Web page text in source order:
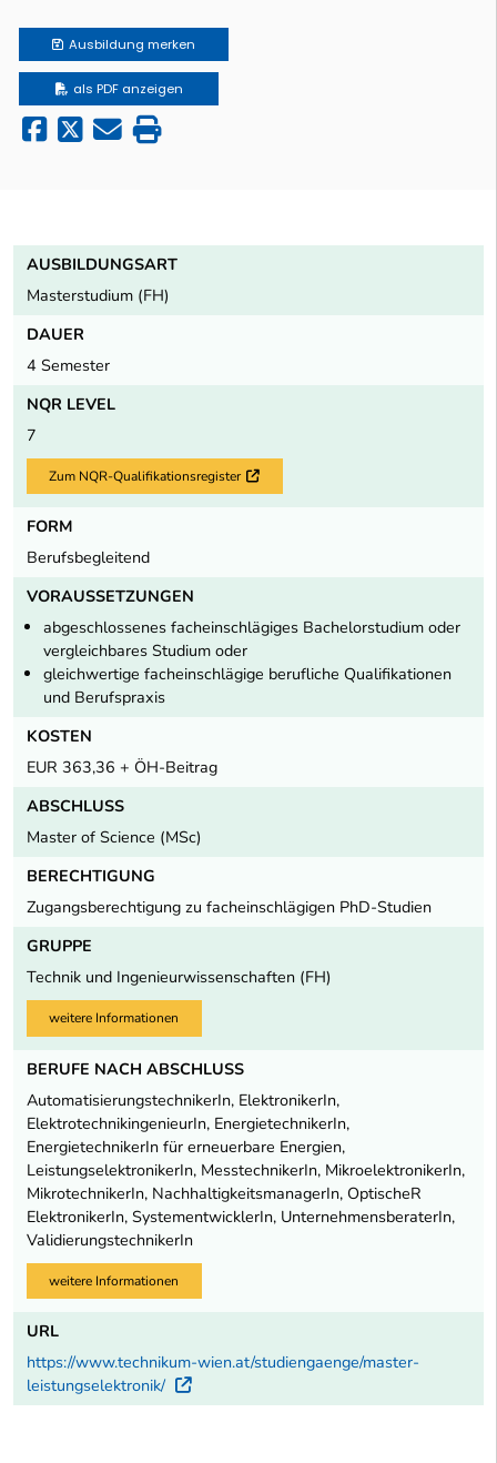
Ausbildung merken
als PDF anzeigen
AUSBILDUNGSART
Masterstudium (FH)
DAUER
4 Semester
NQR LEVEL
7
Zum NQR-Qualifikationsregister Externer Link
FORM
Berufsbegleitend
VORAUSSETZUNGEN
abgeschlossenes facheinschlägiges Bachelorstudium oder
vergleichbares Studium oder
gleichwertige facheinschlägige berufliche Qualifikationen
und Berufspraxis
KOSTEN
EUR 363,36 + ÖH-Beitrag
ABSCHLUSS
Master of Science (MSc)
BERECHTIGUNG
Zugangsberechtigung zu facheinschlägigen PhD-Studien
GRUPPE
Technik und Ingenieurwissenschaften (FH)
weitere Informationen
BERUFE NACH ABSCHLUSS
AutomatisierungstechnikerIn, ElektronikerIn,
ElektrotechnikingenieurIn, EnergietechnikerIn,
EnergietechnikerIn für erneuerbare Energien,
LeistungselektronikerIn, MesstechnikerIn, MikroelektronikerIn,
MikrotechnikerIn, NachhaltigkeitsmanagerIn, OptischeR
ElektronikerIn, SystementwicklerIn, UnternehmensberaterIn,
ValidierungstechnikerIn
weitere Informationen
URL
https://www.technikum-wien.at/studiengaenge/master-
leistungselektronik/
Externer Link